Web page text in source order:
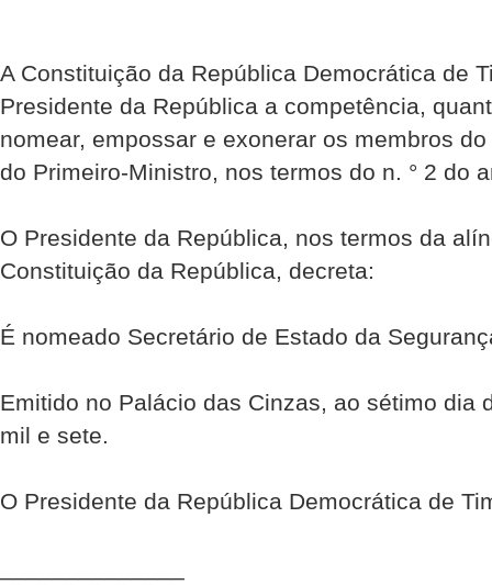
A Constituição da República Democrática de
Presidente da República a competência,
nomear, empossar e exonerar os membros
do Primeiro-Ministro, nos termos do n. ° 2 do
O Presidente da República, nos termos da
Constituição da República, decreta:
É nomeado Secretário de Estado da
Emitido no Palácio das Cinzas, ao sétimo dia
mil e sete.
O Presidente da República Democrática de